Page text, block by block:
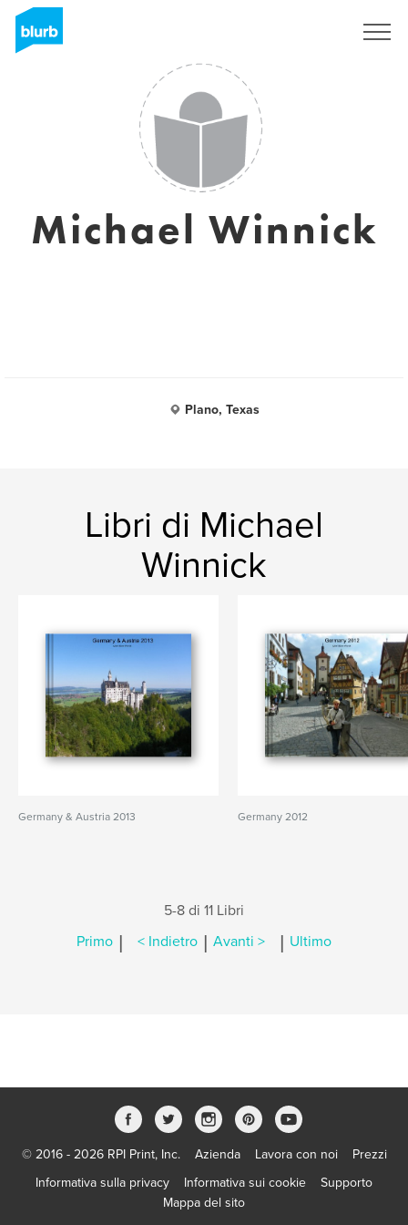
Michael Winnick
Plano, Texas
Libri di Michael
Winnick
Germany & Austria 2013 Germany 2012
5-8 di 11 Libri
Primo | < Indietro | Avanti > | Ultimo
© 2016 - 2026 RPI Print, Inc. Azienda Lavora con noi
Prezzi
Informativa sulla privacy
Informativa sui cookie
Supporto
Mappa del sito